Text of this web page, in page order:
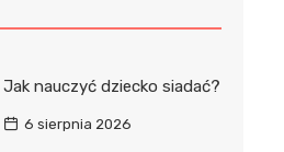
Jak nauczyć dziecko siadać?
6 sierpnia 2026